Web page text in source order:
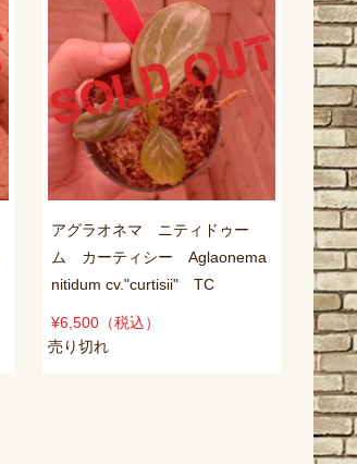
アグラオネマ ニティドゥー
ム カーティシー Aglaonema
nitidum cv."curtisii" TC
¥6,500 （税込）
売り切れ